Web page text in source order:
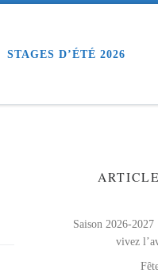
STAGES D’ÉTÉ 2026
Saison 2026-
vivez